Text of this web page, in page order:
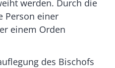
werden. Durch die
Person einer
einem Orden
des Bischofs